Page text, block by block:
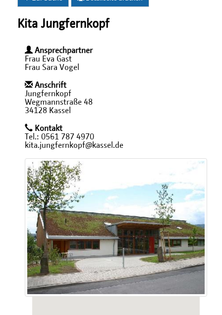
Kita Jungfernkopf
Ansprechpartner
Frau Eva Gast
Frau Sara Vogel
Anschrift
Jungfernkopf
Wegmannstraße 48
34128 Kassel
Kontakt
Tel.: 0561 787 4970
kita.jungfernkopf@kassel.de